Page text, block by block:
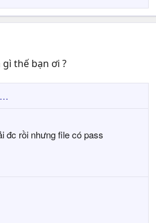
thế bạn ơi ?
đc rồi nhưng file có pass